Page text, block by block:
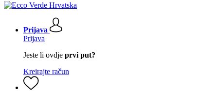
Prijava
Prijava
Jeste li ovdje prvi put?
Kreirajte račun